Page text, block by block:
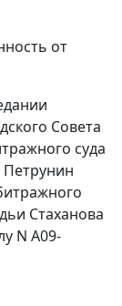
от
Совета
суда
Петрунин
Стаханова
N А09-